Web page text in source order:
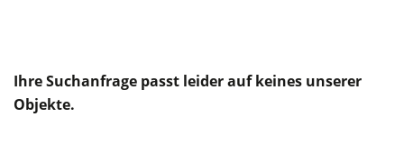
Ihre Suchanfrage passt leider auf keines unserer
Objekte.